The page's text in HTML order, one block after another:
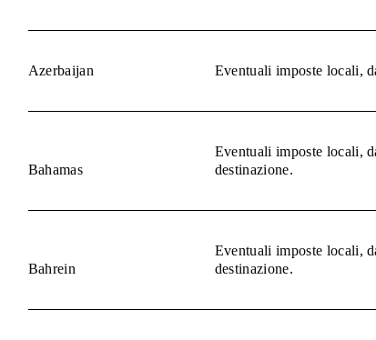
Azerbaijan Eventuali imposte locali,
Bahamas
Eventuali imposte locali,
destinazione.
Bahrein
Eventuali imposte locali,
destinazione.